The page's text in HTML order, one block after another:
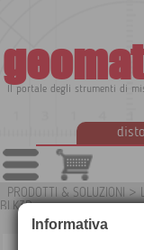
Il portale degli strumenti di
PRODOTTI & SOLUZIONI >
BLK3D
Informativa